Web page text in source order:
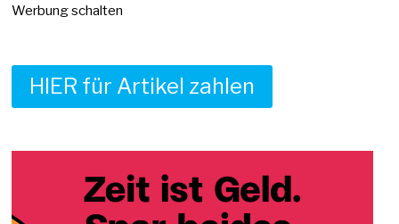
Werbung schalten
HIER für Artikel zahlen